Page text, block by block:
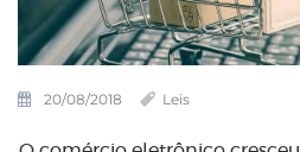
20/08/2018 Leis